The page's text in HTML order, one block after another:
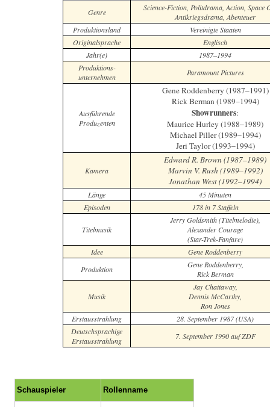
Genre
Science-Fiction, Politdrama, Action, Space
Antikriegsdrama, Abenteuer
Produktionsland
Vereinigte Staaten
Originalsprache
Englisch
Jahr(e)
1987–1994
Produktions-
unternehmen
Paramount Pictures
Ausführende
Produzenten
Gene Roddenberry (1987–1991)
Rick Berman (1989–1994)
Showrunners:
Maurice Hurley (1988–1989)
Michael Piller (1989–1994)
Jeri Taylor (1993–1994)
Kamera
Edward R. Brown (1987–1989)
Marvin V. Rush (1989–1992)
Jonathan West (1992–1994)
Länge
45 Minuten
Episoden
178 in 7 Staffeln
Titelmusik
Jerry Goldsmith (Titelmelodie),
Alexander Courage
(Star-Trek-Fanfare)
Idee
Gene Roddenberry
Produktion
Gene Roddenberry,
Rick Berman
Musik
Jay Chattaway,
Dennis McCarthy,
Ron Jones
Erstausstrahlung
28. September 1987 (USA)
Deutschsprachige
Erstausstrahlung
7. September 1990 auf ZDF
Schauspieler Rollenname